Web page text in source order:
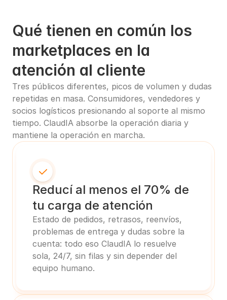
Qué tienen en común los
marketplaces en la
atención al cliente
Tres públicos diferentes, picos de volumen y dudas
repetidas en masa. Consumidores, vendedores y
socios logísticos presionando al soporte al mismo
tiempo. ClaudIA absorbe la operación diaria y
mantiene la operación en marcha.
Reducí al menos el 70% de
tu carga de atención
Estado de pedidos, retrasos, reenvíos,
problemas de entrega y dudas sobre la
cuenta: todo eso ClaudIA lo resuelve
sola, 24/7, sin filas y sin depender del
equipo humano.